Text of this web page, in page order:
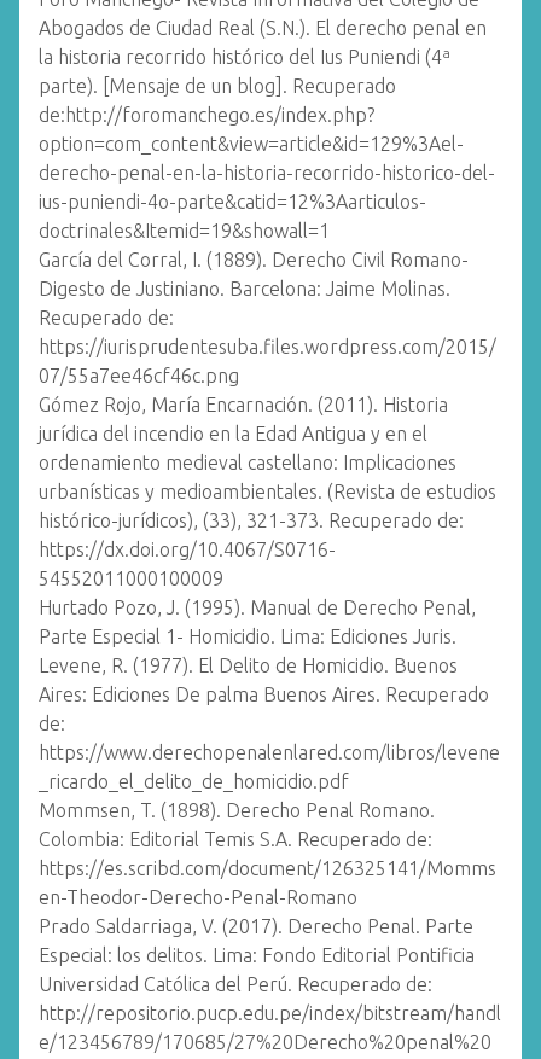
Abogados de Ciudad Real (S.N.). El derecho penal en
la historia recorrido histórico del Ius Puniendi (4ª
parte). [Mensaje de un blog]. Recuperado
de:http://foromanchego.es/index.php?
option=com_content&view=article&id=129%3Ael-
derecho-penal-en-la-historia-recorrido-historico-del-
ius-puniendi-4o-parte&catid=12%3Aarticulos-
doctrinales&Itemid=19&showall=1
García del Corral, I. (1889). Derecho Civil Romano-
Digesto de Justiniano. Barcelona: Jaime Molinas.
Recuperado de:
https://iurisprudentesuba.files.wordpress.com/2015/
07/55a7ee46cf46c.png
Gómez Rojo, María Encarnación. (2011). Historia
jurídica del incendio en la Edad Antigua y en el
ordenamiento medieval castellano: Implicaciones
urbanísticas y medioambientales. (Revista de estudios
histórico-jurídicos), (33), 321-373. Recuperado de:
https://dx.doi.org/10.4067/S0716-
54552011000100009
Hurtado Pozo, J. (1995). Manual de Derecho Penal,
Parte Especial 1- Homicidio. Lima: Ediciones Juris.
Levene, R. (1977). El Delito de Homicidio. Buenos
Aires: Ediciones De palma Buenos Aires. Recuperado
de:
https://www.derechopenalenlared.com/libros/levene
_ricardo_el_delito_de_homicidio.pdf
Mommsen, T. (1898). Derecho Penal Romano.
Colombia: Editorial Temis S.A. Recuperado de:
https://es.scribd.com/document/126325141/Momms
en-Theodor-Derecho-Penal-Romano
Prado Saldarriaga, V. (2017). Derecho Penal. Parte
Especial: los delitos. Lima: Fondo Editorial Pontificia
Universidad Católica del Perú. Recuperado de:
http://repositorio.pucp.edu.pe/index/bitstream/handl
e/123456789/170685/27%20Derecho%20penal%20